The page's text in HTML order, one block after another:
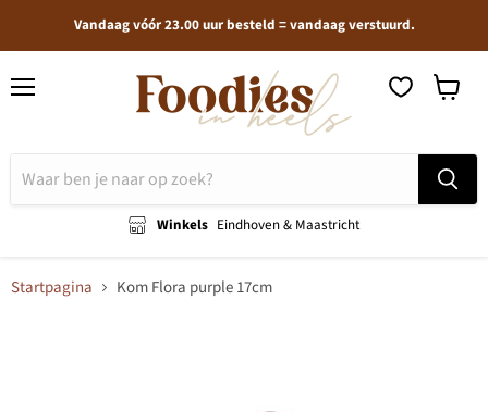
Vandaag vóór 23.00 uur besteld = vandaag verstuurd.
Winkels Eindhoven & Maastricht
Startpagina Kom Flora purple 17cm